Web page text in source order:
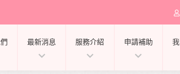
最新消息 服務介紹 申請補助